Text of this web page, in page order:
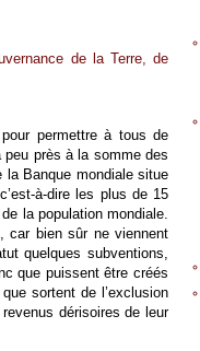
de la Terre, de
pour permettre à tous de
peu près à la somme des
la Banque mondiale situe
à-dire les plus de 15
la population mondiale.
car bien sûr ne viennent
quelques subventions,
que puissent être créés
sortent de l’exclusion
dérisoires de leur